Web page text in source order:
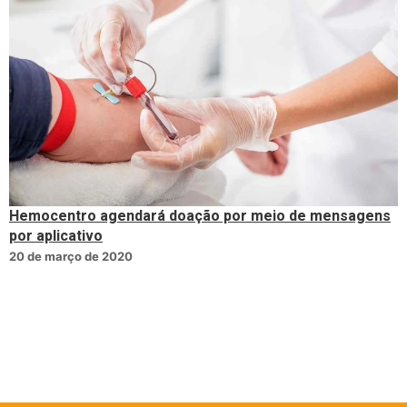
Hemocentro agendará doação por meio de mensagens
por aplicativo
20 de março de 2020